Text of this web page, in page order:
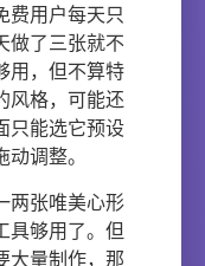
费用户每天只
做了三张就不
用，但不算特
风格，可能还
只能选它预设
调整。
两张唯美心形
具够用了。但
大量制作，那